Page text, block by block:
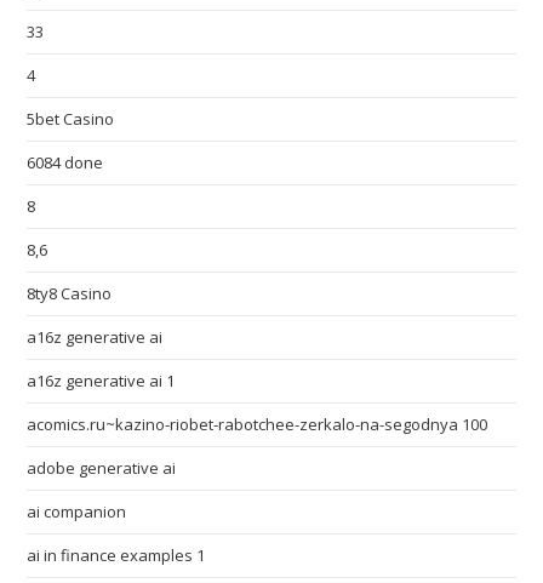
33
4
5bet Casino
6084 done
8
8,6
8ty8 Casino
a16z generative ai
a16z generative ai 1
acomics.ru~kazino-riobet-rabotchee-zerkalo-na-segodnya 100
adobe generative ai
ai companion
ai in finance examples 1